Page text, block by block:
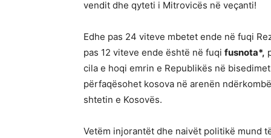
vendit dhe qyteti i Mitrovicës në veçanti!
Edhe pas 24 viteve mbetet ende në fuqi
pas 12 viteve ende është në fuqi fusnota*,
cila e hoqi emrin e Republikës në
përfaqësohet kosova në arenën
shtetin e Kosovës.
Vetëm injorantët dhe naivët politikë mund